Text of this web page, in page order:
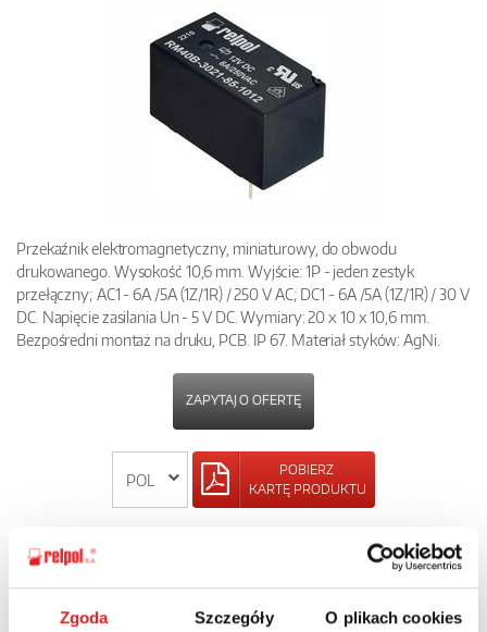
Zgoda Szczegóły O plikach cookies
Przekaźnik elektromagnetyczny, miniaturowy, do obwodu
drukowanego. Wysokość 10,6 mm. Wyjście: 1P - jeden zestyk
przełączny; AC1 - 6A /5A (1Z/1R) / 250 V AC; DC1 - 6A /5A (1Z/1R) / 30 V
DC. Napięcie zasilania Un - 5 V DC. Wymiary: 20 x 10 x 10,6 mm.
Bezpośredni montaż na druku, PCB. IP 67. Materiał styków: AgNi.
ZAPYTAJ O OFERTĘ
POBIERZ
KARTĘ PRODUKTU